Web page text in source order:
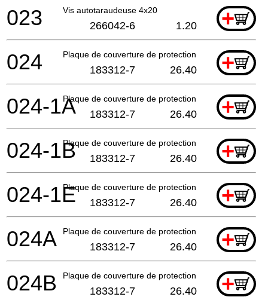
Vis autotaraudeuse 4x20 +
023 266042-6 1.20
Plaque de couverture de protection +
024 183312-7 26.40
Plaque de couverture de protection +
024-1A 183312-7 26.40
Plaque de couverture de protection +
024-1B 183312-7 26.40
Plaque de couverture de protection +
024-1E 183312-7 26.40
Plaque de couverture de protection +
024A 183312-7 26.40
Plaque de couverture de protection +
024B 183312-7 26.40